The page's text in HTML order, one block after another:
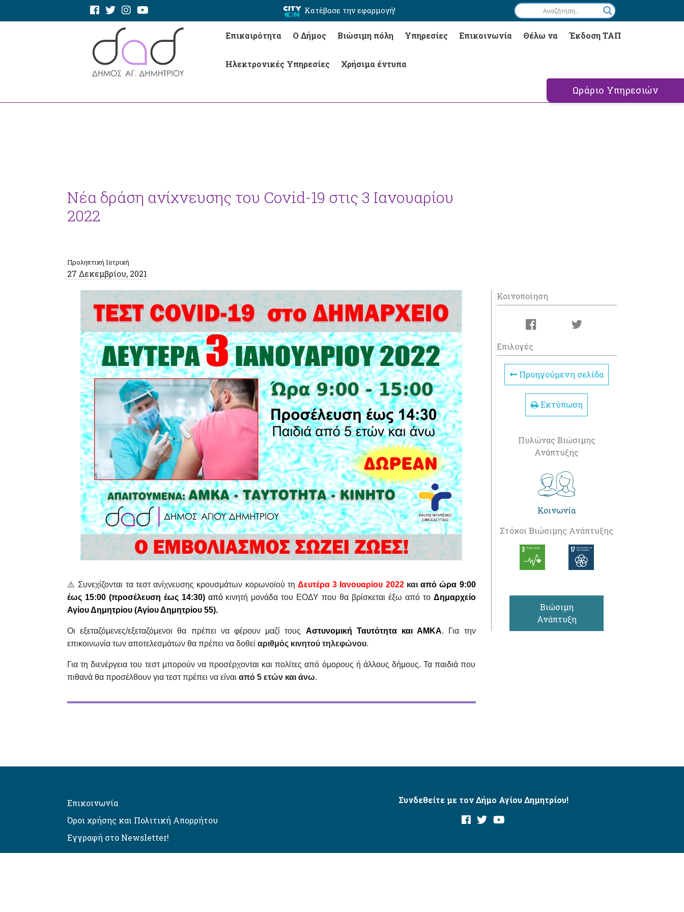
Κατέβασε την εφαρμογή!
Επικαιρότητα Ο Δήμος Βιώσιμη πόλη Υπηρεσίες Επικοινωνία Θέλω να Έκδοση ΤΑΠ
Ηλεκτρονικές Υπηρεσίες Χρήσιμα έντυπα
Ωράριο Υπηρεσιών
Νέα δράση ανίχνευσης του Covid-19 στις 3 Ιανουαρίου
2022
Προληπτική Ιατρική
27 Δεκεμβρίου, 2021
⚠️ Συνεχίζονται τα τεστ ανίχνευσης κρουσμάτων κορωνοϊού τη Δευτέρα 3 Ιανουαρίου 2022καιαπόώρα 9:00
έως 15:00(προσέλευση έως 14:30) από κινητή μονάδα του ΕΟΔΥ που θα βρίσκεται έξω από το Δημαρχείο
Αγίου Δημητρίου (Αγίου Δημητρίου 55).
Οι εξεταζόμενες/εξεταζόμενοι θα πρέπει να φέρουν μαζί τους Αστυνομική Ταυτότητα και ΑΜΚΑ. Για την
επικοινωνία των αποτελεσμάτων θα πρέπει να δοθεί αριθμός κινητού τηλεφώνου.
Για τη διενέργεια του τεστ μπορούν να προσέρχονται και πολίτες από όμορους ή άλλους δήμους. Τα παιδιά που
πιθανά θα προσέλθουν για τεστ πρέπει να είναι από 5 ετών και άνω.
Κοινοποίηση
Επιλογές
Προηγούμενη σελίδα
Εκτύπωση
Πυλώνας Βιώσιμης
Ανάπτυξης
Κοινωνία
Στόχοι Βιώσιμης Ανάπτυξης
Βιώσιμη
Ανάπτυξη
Επικοινωνία
Όροι χρήσης και Πολιτική Απορρήτου
Εγγραφή στο Newsletter!
Συνδεθείτε με τον Δήμο Αγίου Δημητρίου!